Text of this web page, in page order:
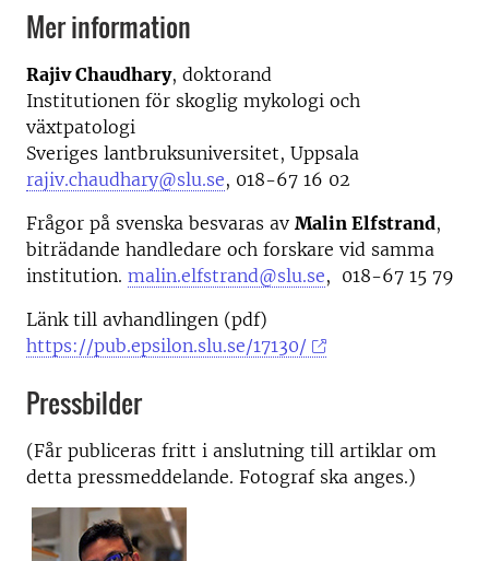
Mer information
Rajiv Chaudhary, doktorand
Institutionen för skoglig mykologi och
växtpatologi
Sveriges lantbruksuniversitet, Uppsala
rajiv.chaudhary@slu.se, 018-67 16 02
Frågor på svenska besvaras av Malin Elfstrand,
biträdande handledare och forskare vid samma
institution. malin.elfstrand@slu.se, 018-67 15 79
Länk till avhandlingen (pdf)
https://pub.epsilon.slu.se/17130/
Pressbilder
(Får publiceras fritt i anslutning till artiklar om
detta pressmeddelande. Fotograf ska anges.)